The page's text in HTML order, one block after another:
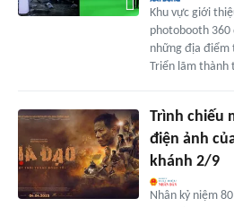
Khu vực giới
photobooth 360
những địa điểm
Triển lãm
Trình chiếu
điện ảnh
khánh 2/9
Nhân kỷ niệm